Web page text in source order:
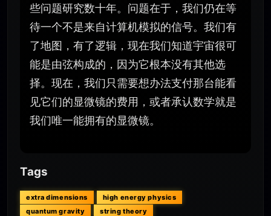
些问题研究数十年。问题在于，我们仍在等
待一个不是来自计算机模拟的信号。我们有
了地图，有了逻辑，现在我们知道宇宙很可
能是由弦构成的，因为它根本没有其他选
择。现在，我们只需要想办法支付那台能看
见它们的显微镜的费用，或者承认数学就是
我们唯一能拥有的显微镜。
Tags
extra dimensions
high energy physics
quantum gravity
string theory